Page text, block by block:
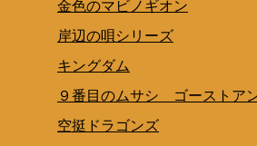
金色のマビノギオン
岸辺の唄シリーズ
キングダム
９番目のムサシ ゴーストア
空挺ドラゴンズ